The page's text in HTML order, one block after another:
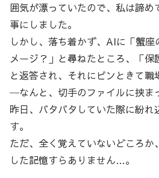
囲気が漂っていたので、私は諦め
事にしました。
しかし、落ち着かず、AIに「蟹
メージ？」と尋ねたところ、「保
と返答され、それにピンときて職
─なんと、切手のファイルに挟ま
昨日、バタバタしていた際に紛れ
す。
ただ、全く覚えていないどころか
した記憶すらありません…。